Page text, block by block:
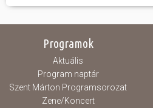
Programok
Aktuális
Program naptár
Szent Márton Programsorozat
Zene/Koncert